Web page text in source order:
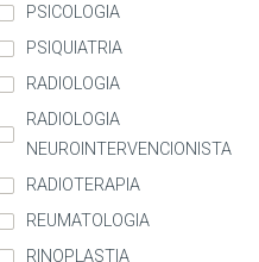
PSICOLOGIA
PSIQUIATRIA
RADIOLOGIA
RADIOLOGIA
NEUROINTERVENCIONISTA
RADIOTERAPIA
REUMATOLOGIA
RINOPLASTIA